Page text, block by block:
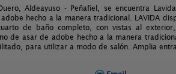
Aldeayuso - Peñafiel, se encuentra
hecho a la manera tradicional. LAVIDA
de baño completo, con vistas al
de asar de adobe hecho a la manera
para utilizar a modo de salón. Amplia